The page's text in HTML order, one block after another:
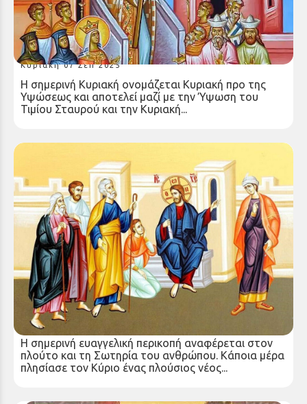
ΚΗΡΥΓΜΑ ΚΥΡΙΑΚΗΣ ΠΡΟ ΤΗΣ ΥΨΩΣΕΩΣ ΤΟΥ
ΤΙΜΙΟΥ ΣΤΑΥΡΟΥ
Κυριακή 07 Σεπ 2025
Η σημερινή Κυριακή ονομάζεται Κυριακή προ της
Υψώσεως και αποτελεί μαζί µε την Ύψωση του
Τιμίου Σταυρού και την Κυριακή...
ΚΗΡΥΓΜΑ ΤΗΣ ΚΥΡΙΑΚΗΣ ΙΒ' ΜΑΤΘΑΙΟΥ
Κυριακή 31 Αυγ 2025
Η σημερινή ευαγγελική περικοπή αναφέρεται στον
πλούτο και τη Σωτηρία του ανθρώπου. Κάποια μέρα
πλησίασε τον Κύριο ένας πλούσιος νέος...